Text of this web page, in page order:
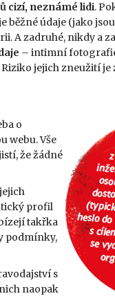
cizí, neznámé lidi.
běžné údaje (jako
A zadruhé, nikdy a
– intimní
jejich zneužití je
o
webu. Vše
že žádné
profil
takřka
podmínky,
s
naopak